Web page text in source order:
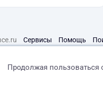
Сервисы Помощь
Продолжая пользоваться